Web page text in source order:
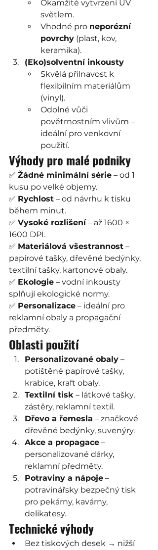
Okamžité vytvrzení UV
světlem.
Vhodné pro neporézní
povrchy (plast, kov,
keramika).
(Eko)solventní inkousty
Skvělá přilnavost k
flexibilním materiálům
(vinyl).
Odolné vůči
povětrnostním vlivům –
ideální pro venkovní
použití.
Výhody pro malé podniky
✅ Žádné minimální série – od 1
kusu po velké objemy.
✅ Rychlost – od návrhu k tisku
během minut.
✅ Vysoké rozlišení – až 1600 ×
1600 DPI.
✅ Materiálová všestrannost –
papírové tašky, dřevěné bedýnky,
textilní tašky, kartonové obaly.
✅ Ekologie – vodní inkousty
splňují ekologické normy.
✅ Personalizace – ideální pro
reklamní obaly a propagační
předměty.
Oblasti použití
Personalizované obaly –
potištěné papírové tašky,
krabice, kraft obaly.
Textilní tisk – látkové tašky,
zástěry, reklamní textil.
Dřevo a řemesla – značkové
dřevěné bedýnky, suvenýry.
Akce a propagace –
personalizované dárky,
reklamní předměty.
Potraviny a nápoje –
potravinářsky bezpečný tisk
pro pekárny, kavárny,
delikatesy.
Technické výhody
Bez tiskových desek → nižší